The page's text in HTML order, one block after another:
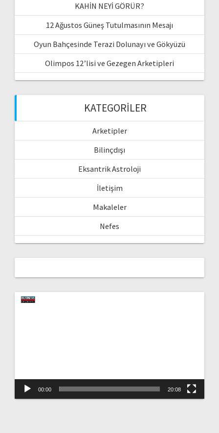
KAHİN NEYİ GÖRÜR?
12 Ağustos Güneş Tutulmasının Mesajı
Oyun Bahçesinde Terazi Dolunayı ve Gökyüzü
Olimpos 12’lisi ve Gezegen Arketipleri
KATEGORILER
Arketipler
Bilinçdışı
Eksantrik Astroloji
İletişim
Makaleler
Nefes
00:00 20:08